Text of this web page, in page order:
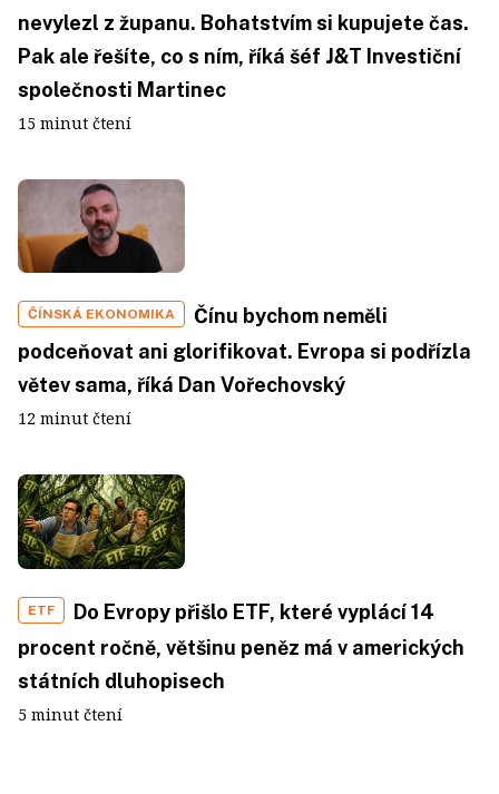
nevylezl z županu. Bohatstvím si kupujete čas.
Pak ale řešíte, co s ním, říká šéf J&T Investiční
společnosti Martinec
15 minut čtení
ČÍNSKÁ EKONOMIKA
Čínu bychom neměli
podceňovat ani glorifikovat. Evropa si podřízla
větev sama, říká Dan Vořechovský
12 minut čtení
ETF
Do Evropy přišlo ETF, které vyplácí 14
procent ročně, většinu peněz má v amerických
státních dluhopisech
5 minut čtení